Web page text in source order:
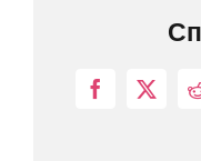
Facebook
X